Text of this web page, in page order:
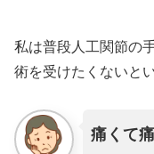
私は普段人工関節の
術を受けたくないと
痛くて